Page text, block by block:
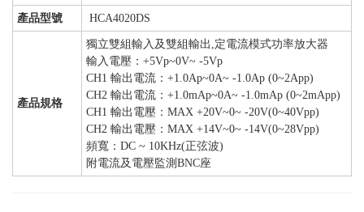
產品型號 HCA4020DS
產品規格
獨立雙組輸入及雙組輸出,定電流模式功率放大器
輸入電壓：+5Vp~0V~ -5Vp
CH1 輸出電流：+1.0Ap~0A~ -1.0Ap (0~2App)
CH2 輸出電流：+1.0mAp~0A~ -1.0mAp (0~2mApp)
CH1 輸出電壓：MAX +20V~0~ -20V(0~40Vpp)
CH2 輸出電壓：MAX +14V~0~ -14V(0~28Vpp)
頻寬：DC ~ 10KHz(正弦波)
附電流及電壓監測BNC座